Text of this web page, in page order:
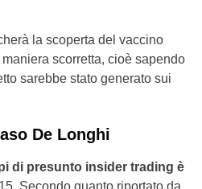
la scoperta del vaccino
scorretta, cioè sapendo
sarebbe stato generato sui
De Longhi
di presunto insider trading è
Secondo quanto riportato da